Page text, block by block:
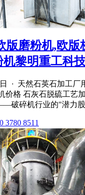
版磨粉机,欧版
黎明重工科
日 · 天然石英石加工厂
价格 石灰石脱硫工艺
破碎机行业的"潜力
3780 8511